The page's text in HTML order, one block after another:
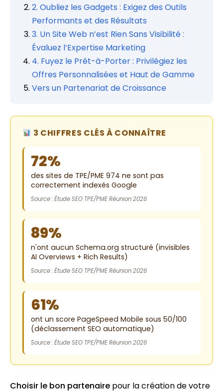
2. Oubliez les Gadgets : Exigez des Outils
Performants et des Résultats
3. Un Site Web n’est Rien Sans Visibilité :
Évaluez l’Expertise Marketing
4. Fuyez le Prêt-à-Porter : Privilégiez les
Offres Personnalisées et Haut de Gamme
Vers un Partenariat de Croissance
3 CHIFFRES CLÉS À CONNAÎTRE
72%
des sites de TPE/PME 974 ne sont pas
correctement indexés Google
Source : Étude SEO TPE/PME Réunion 2026
89%
n'ont aucun Schema.org structuré (invisibles
AI Overviews + Rich Results)
Source : Étude SEO TPE/PME Réunion 2026
61%
ont un score PageSpeed Mobile sous 50/100
(déclassement SEO automatique)
Source : Étude SEO TPE/PME Réunion 2026
Choisir le bon partenaire pour la création de votre